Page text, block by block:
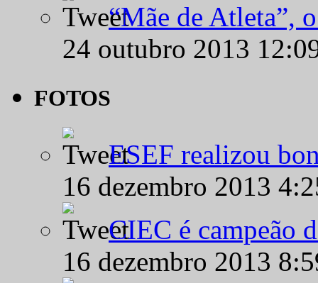
“Mãe de Atleta”,
24 outubro 2013
FOTOS
ESEF realizou
16 dezembro 2013
CIEC é campeão
16 dezembro 2013